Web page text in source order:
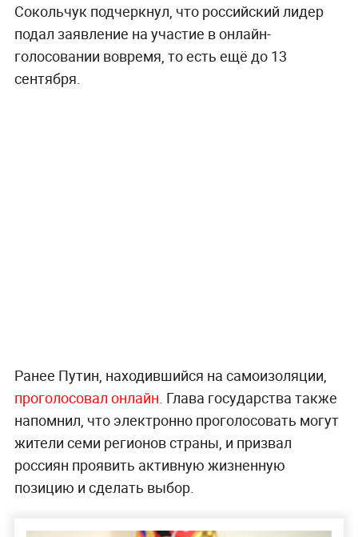
Сокольчук подчеркнул, что российский лидер
подал заявление на участие в онлайн-
голосовании вовремя, то есть ещё до 13
сентября.
Ранее Путин, находившийся на самоизоляции,
проголосовал онлайн. Глава государства также
напомнил, что электронно проголосовать могут
жители семи регионов страны, и призвал
россиян проявить активную жизненную
позицию и сделать выбор.